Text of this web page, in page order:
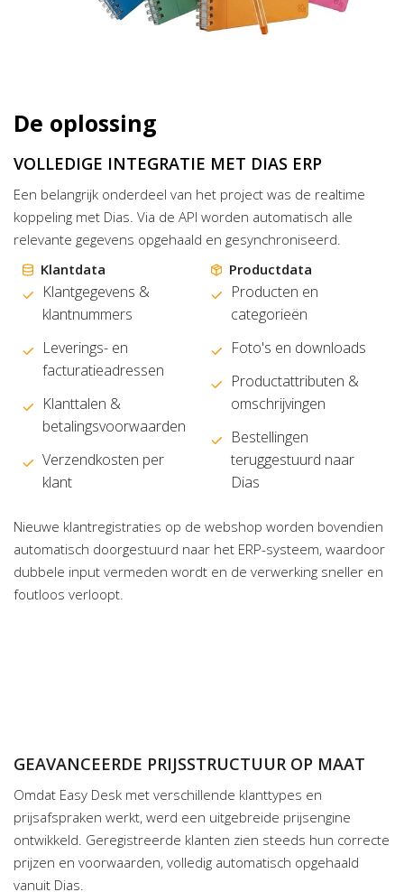
De oplossing
VOLLEDIGE INTEGRATIE MET DIAS ERP
Een belangrijk onderdeel van het project was de realtime
koppeling met Dias. Via de API worden automatisch alle
relevante gegevens opgehaald en gesynchroniseerd.
Klantdata
Klantgegevens &
klantnummers
Leverings- en
facturatieadressen
Klanttalen &
betalingsvoorwaarden
Verzendkosten per
klant
Productdata
Producten en
categorieën
Foto's en downloads
Productattributen &
omschrijvingen
Bestellingen
teruggestuurd naar
Dias
Nieuwe klantregistraties op de webshop worden bovendien
automatisch doorgestuurd naar het ERP-systeem, waardoor
dubbele input vermeden wordt en de verwerking sneller en
foutloos verloopt.
GEAVANCEERDE PRIJSSTRUCTUUR OP MAAT
Omdat Easy Desk met verschillende klanttypes en
prijsafspraken werkt, werd een uitgebreide prijsengine
ontwikkeld. Geregistreerde klanten zien steeds hun correcte
prijzen en voorwaarden, volledig automatisch opgehaald
vanuit Dias.